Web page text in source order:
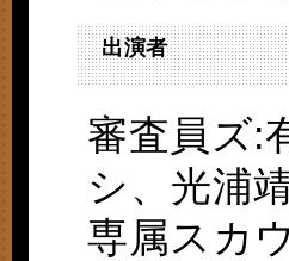
出演者
審査員ズ:
シ、光浦
専属スカ